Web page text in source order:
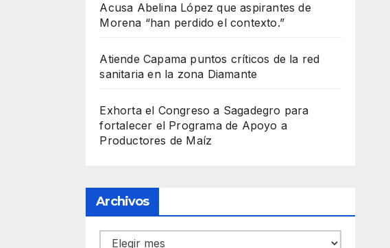
Acusa Abelina López que aspirantes de
Morena “han perdido el contexto.”
Atiende Capama puntos críticos de la red
sanitaria en la zona Diamante
Exhorta el Congreso a Sagadegro para
fortalecer el Programa de Apoyo a
Productores de Maíz
Archivos
Archivos